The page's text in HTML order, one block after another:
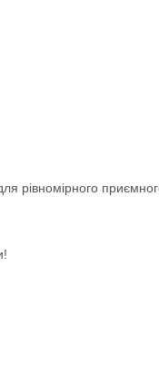
рівномірного